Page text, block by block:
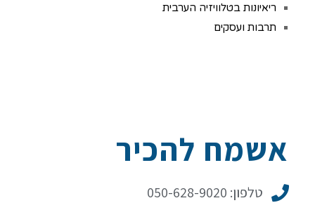
ריאיונות בטלוויזיה הערבית
תרבות ועסקים
אשמח להכיר
טלפון: 050-628-9020